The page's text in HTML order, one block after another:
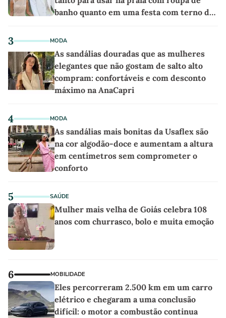
banho quanto em uma festa com terno de
3 MODA
As sandálias douradas que as mulheres
elegantes que não gostam de salto alto
compram: confortáveis e com desconto
máximo na AnaCapri
4 MODA
As sandálias mais bonitas da Usaflex são
na cor algodão-doce e aumentam a altura
em centímetros sem comprometer o
conforto
5 SAÚDE
Mulher mais velha de Goiás celebra 108
anos com churrasco, bolo e muita emoção
6 MOBILIDADE
Eles percorreram 2.500 km em um carro
elétrico e chegaram a uma conclusão
difícil: o motor a combustão continua